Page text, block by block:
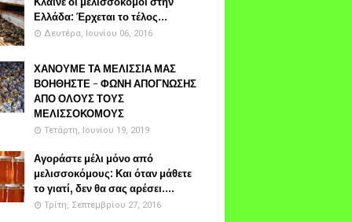
Ελλάδα: Έρχεται το τέλος...
Δευτέρα, Ιουνίου 06, 2016
ΧΑΝΟΥΜΕ ΤΑ ΜΕΛΙΣΣΙΑ ΜΑΣ
ΒΟΗΘΗΣΤΕ - ΦΩΝΗ ΑΠΟΓΝΩΣΗΣ
ΑΠΟ ΟΛΟΥΣ ΤΟΥΣ
ΜΕΛΙΣΣΟΚΟΜΟΥΣ
Τετάρτη, Ιουνίου 19, 2019
Αγοράστε μέλι μόνο από
μελισσοκόμους: Και όταν μάθετε
το γιατί, δεν θα σας αρέσει....
Τρίτη, Σεπτεμβρίου 27, 2016